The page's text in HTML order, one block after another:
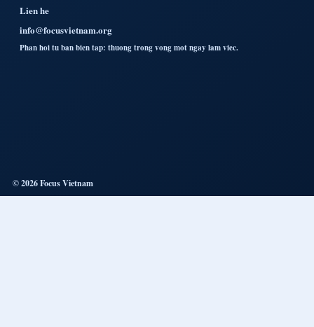
Lien he
info@focusvietnam.org
Phan hoi tu ban bien tap: thuong trong vong mot ngay lam viec.
© 2026 Focus Vietnam